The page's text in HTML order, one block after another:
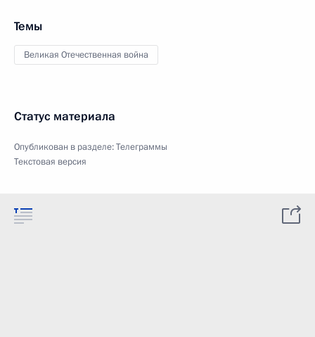
Темы
Великая Отечественная война
Статус материала
Опубликован в разделе:Телеграммы
Текстовая версия